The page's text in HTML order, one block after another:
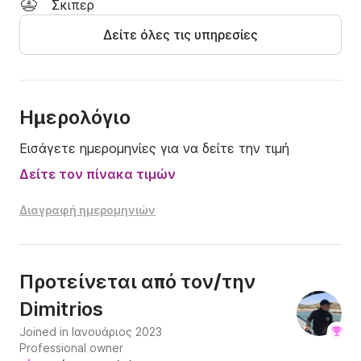
Για οποιαδήποτε περαιτέρω πληροφορία ή εάν
θέλετε να λάβετε μια προσφορά, μη διστάσετε να
Σκιπερ
Δείτε όλες τις υπηρεσίες
Ημερολόγιο
Εισάγετε ημερομηνίες για να δείτε την τιμή
Δείτε τον πίνακα τιμών
Διαγραφή ημερομηνιών
Προτείνεται από τον/την
Dimitrios
Joined in Ιανουάριος 2023
Professional owner